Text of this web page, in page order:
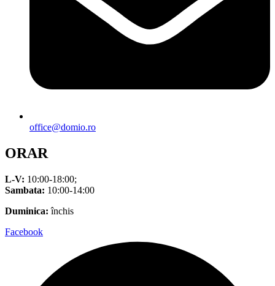
office@domio.ro
ORAR
L-V: 10:00-18:00;
Sambata: 10:00-14:00
Duminica: închis
Facebook